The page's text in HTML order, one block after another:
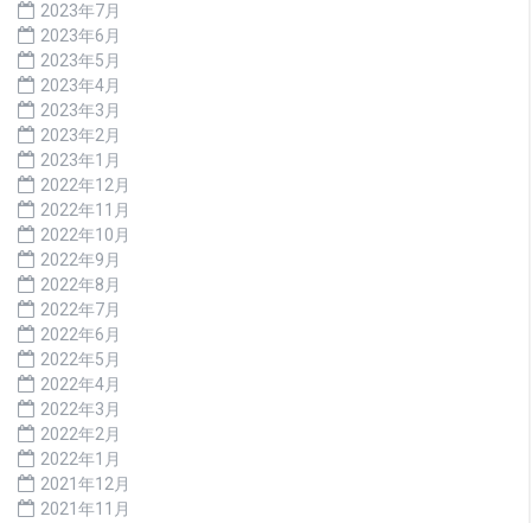
2023年7月
2023年6月
2023年5月
2023年4月
2023年3月
2023年2月
2023年1月
2022年12月
2022年11月
2022年10月
2022年9月
2022年8月
2022年7月
2022年6月
2022年5月
2022年4月
2022年3月
2022年2月
2022年1月
2021年12月
2021年11月